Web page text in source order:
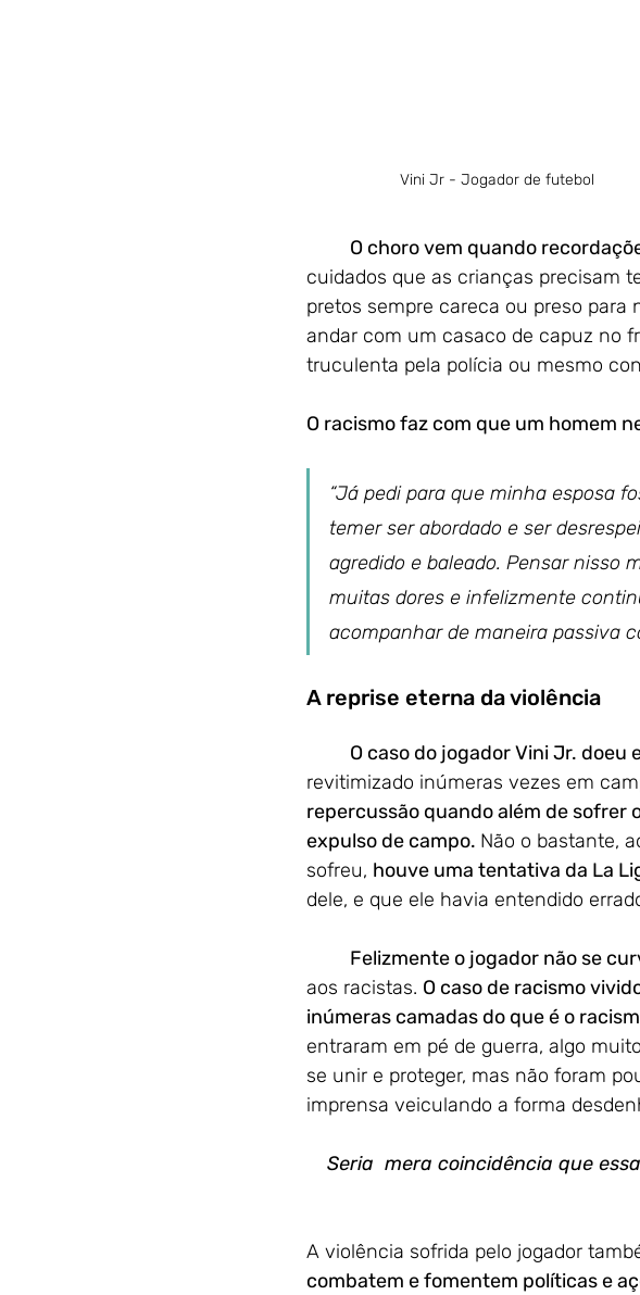
Vini Jr - Jogador de futebol
O choro vem quando
cuidados que as crianças precisam
pretos sempre careca ou preso
andar com um casaco de capuz no
truculenta pela polícia ou mesmo
O racismo faz com que um homem
“Já pedi para que minha esposa
temer ser abordado e ser
agredido e baleado. Pensar nisso
muitas dores e infelizmente
acompanhar de maneira passiva
A reprise eterna da violência
O caso do jogador Vini Jr. doeu
revitimizado inúmeras vezes em
repercussão quando além de sofrer
expulso de campo. Não o bastante,
sofreu, houve uma tentativa da La
dele, e que ele havia entendido
Felizmente o jogador não se
aos racistas. O caso de racismo
inúmeras camadas do que é o
entraram em pé de guerra, algo
se unir e proteger, mas não foram
imprensa veiculando a forma
Seria  mera coincidência que
A violência sofrida pelo jogador
combatem e fomentem políticas e